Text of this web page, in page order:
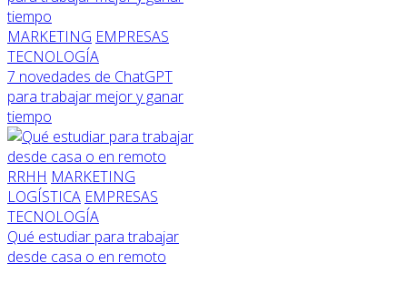
MARKETING EMPRESAS
TECNOLOGÍA
7 novedades de ChatGPT
para trabajar mejor y ganar
tiempo
RRHH MARKETING
LOGÍSTICA EMPRESAS
TECNOLOGÍA
Qué estudiar para trabajar
desde casa o en remoto